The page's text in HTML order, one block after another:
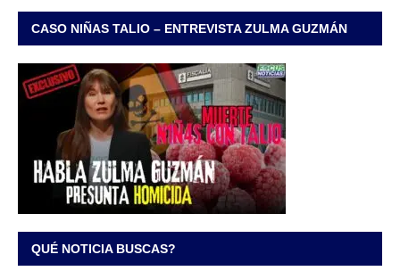
CASO NIÑAS TALIO – ENTREVISTA ZULMA GUZMÁN
QUÉ NOTICIA BUSCAS?